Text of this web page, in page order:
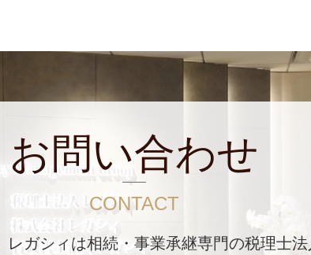
お問い合わせ
CONTACT
レガシィは相続・事業承継専門の税理士法